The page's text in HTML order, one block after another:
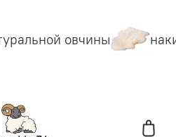
овчины